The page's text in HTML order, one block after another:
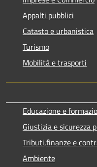
Appalti pubblici
Catasto e urbanistica
Turismo
Mobilità e trasporti
Educazione e
Giustizia e sicurezza
Tributi,finanze e
Ambiente